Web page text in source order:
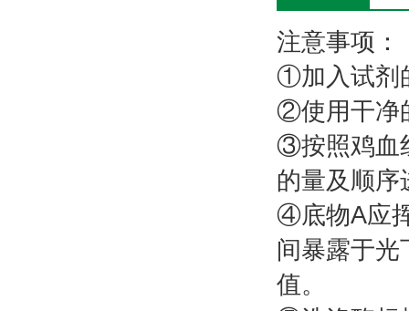
注意事项：
①加入试剂
②使用干净
③按照鸡血
的量及顺序
④底物A应
间暴露于
值。